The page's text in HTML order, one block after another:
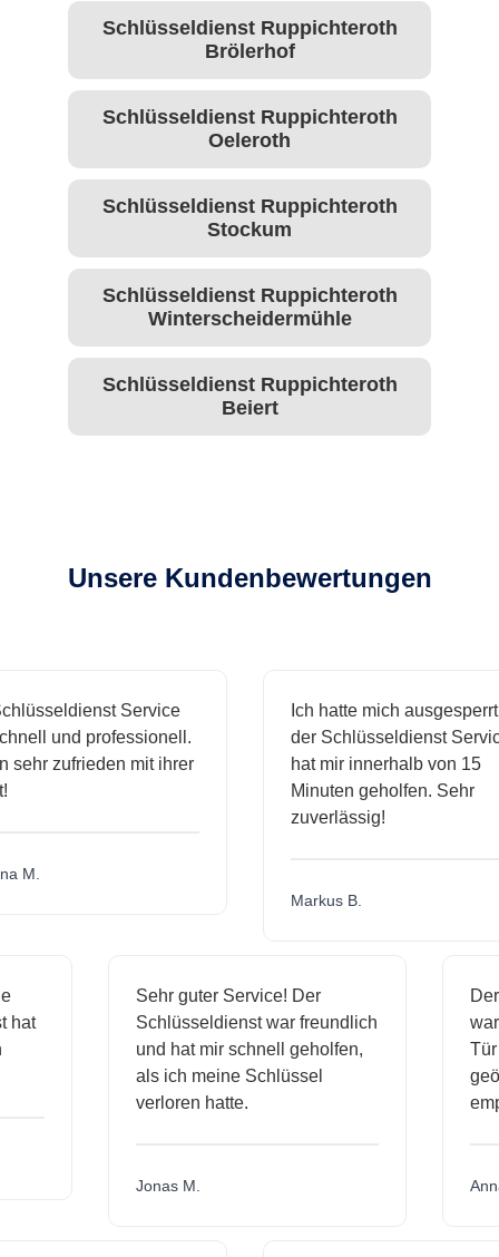
Schlüsseldienst Ruppichteroth
Brölerhof
Schlüsseldienst Ruppichteroth
Oeleroth
Schlüsseldienst Ruppichteroth
Stockum
Schlüsseldienst Ruppichteroth
Winterscheidermühle
Schlüsseldienst Ruppichteroth
Beiert
Unsere Kundenbewertungen
Service
und professionell.
zufrieden mit ihrer
M.
Ich hatte mich ausgesperrt
der Schlüsseldienst
hat mir innerhalb von 15
Minuten geholfen. Sehr
zuverlässig!
Markus B.
hat
Sehr guter Service! Der
Schlüsseldienst war freundlich
und hat mir schnell geholfen,
als ich meine Schlüssel
verloren hatte.
Jonas M.